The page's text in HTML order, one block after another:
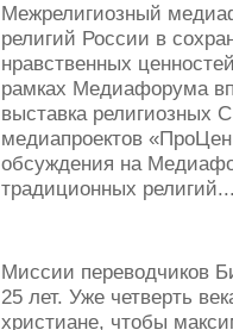
Межрелигиозный
религий России в
нравственных
рамках Медиафорума
выставка религиозных
медиапроектов
обсуждения на
традиционных
Миссии переводчиков
25 лет. Уже четверть
христиане, чтобы